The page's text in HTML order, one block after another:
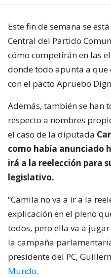
Este fin de semana se
Central del Partido
cómo competirán en las
donde todo apunta a
con el pacto Apruebo
Además, también se han
respecto a nombres
el caso de la diputada
como había anunciado
irá a la reelección para
legislativo.
“Camila no va a ir a la
explicación en el pleno
todos, pero ella va a
la campaña
presidente del PC,
Mundo.